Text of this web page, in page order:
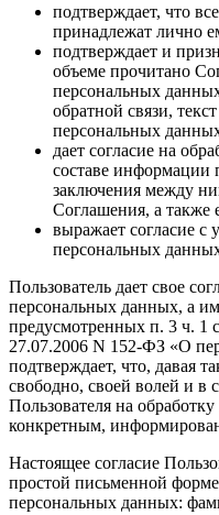
подтверждает, что
принадлежат лично
подтверждает и
объеме прочитано
персональных
обратной связи,
персональных
дает согласие на
составе информации
заключения между
Соглашения, а также
выражает согласие с
персональных
Пользователь дает свое
персональных данных, а
предусмотренных п. 3 ч. 1
27.07.2006 N 152-ФЗ «О
подтверждает, что, давая
свободно, своей волей и в
Пользователя на
конкретным,
Настоящее согласие
простой письменной
персональных данных: